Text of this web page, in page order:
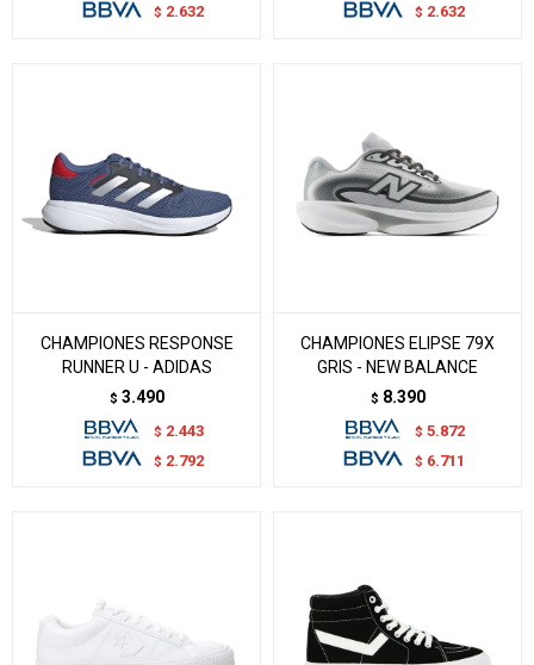
$ 2.632 $ 2.632
CHAMPIONES RESPONSE
RUNNER U - ADIDAS
$ 3.490
$ 2.443
$ 2.792
CHAMPIONES ELIPSE 79X
GRIS - NEW BALANCE
$ 8.390
$ 5.872
$ 6.711